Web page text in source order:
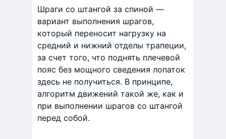
Шраги со штангой за спиной —
вариант выполнения шрагов,
который переносит нагрузку на
средний и нижний отделы трапеции,
за счет того, что поднять плечевой
пояс без мощного сведения лопаток
здесь не получиться. В принципе,
алгоритм движений такой же, как и
при выполнении шрагов со штангой
перед собой.